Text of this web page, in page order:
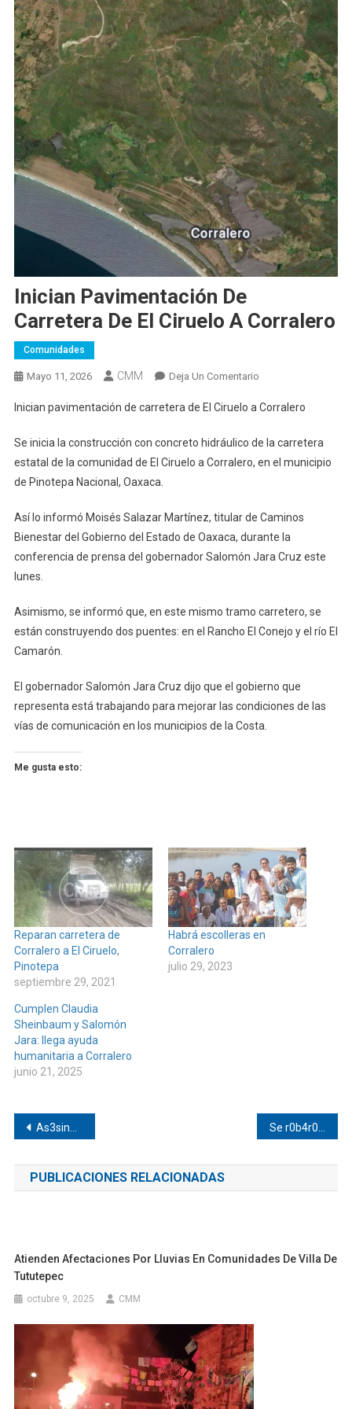
Inician Pavimentación De
Carretera De El Ciruelo A Corralero
Comunidades
Mayo 11, 2026 CMM Deja Un ComentarioEn
Pavimentación
Carretera
De
A
Corralero
Inician pavimentación de carretera de El Ciruelo a Corralero
Se inicia la construcción con concreto hidráulico de la carretera
estatal de la comunidad de El Ciruelo a Corralero, en el municipio
de Pinotepa Nacional, Oaxaca.
Así lo informó Moisés Salazar Martínez, titular de Caminos
Bienestar del Gobierno del Estado de Oaxaca, durante la
conferencia de prensa del gobernador Salomón Jara Cruz este
lunes.
Asimismo, se informó que, en este mismo tramo carretero, se
están construyendo dos puentes: en el Rancho El Conejo y el río El
Camarón.
El gobernador Salomón Jara Cruz dijo que el gobierno que
representa está trabajando para mejorar las condiciones de las
vías de comunicación en los municipios de la Costa.
Me gusta esto:
Reparan carretera de
Corralero a El Ciruelo,
Pinotepa
septiembre 29, 2021
Habrá escolleras en
Corralero
julio 29, 2023
Cumplen Claudia
Sheinbaum y Salomón
Jara: llega ayuda
humanitaria a Corralero
junio 21, 2025
Navegación
de
entradas
As3sin4#n a un hombre en San Juan Colorado
PUBLICACIONES RELACIONADAS
Atienden Afectaciones Por Lluvias En Comunidades De Villa De
Tututepec
octubre 9, 2025 CMM